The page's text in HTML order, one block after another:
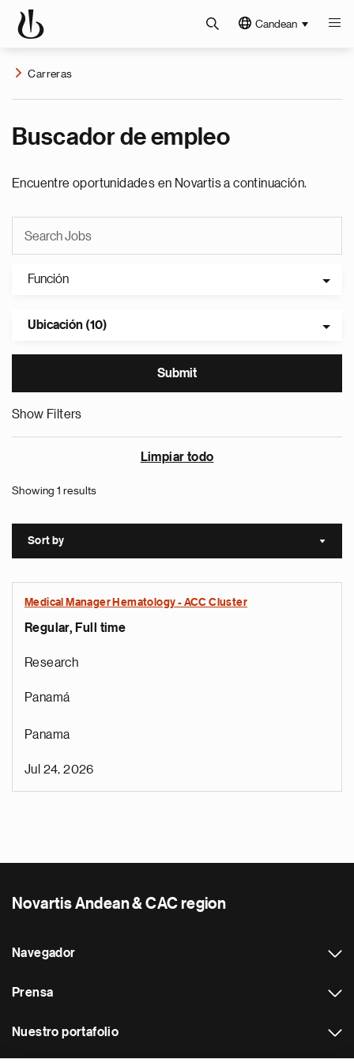
Candean
Carreras
Buscador de empleo
Encuentre oportunidades en Novartis a continuación.
Función
Ubicación (10)
Show Filters
Limpiar todo
Showing 1 results
Sort by Sort
Medical Manager Hematology - ACC Cluster
Regular, Full time
Research
Panamá
Panama
Jul 24, 2026
Novartis Andean & CAC region
Navegador
Prensa
Nuestro portafolio